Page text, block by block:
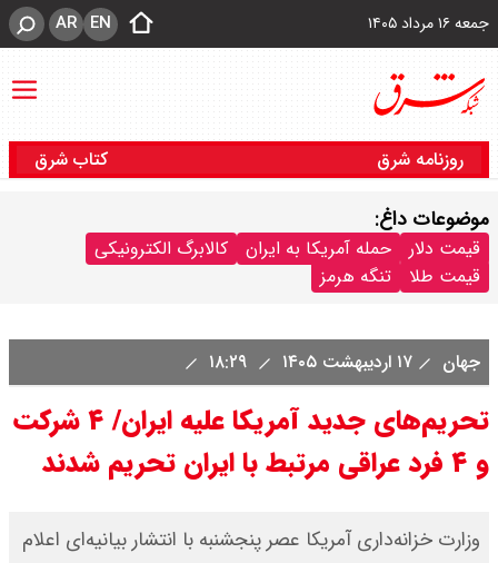
جمعه ۱۶ مرداد ۱۴۰۵ EN
AR
روزنامه شرق کتاب شرق
موضوعات داغ:
قیمت دلار حمله آمریکا به ایران
کالابرگ الکترونیکی
قیمت طلا
تنگه هرمز
جهان ۱۷ اردیبهشت ۱۴۰۵
تحریم‌های جدید آمریکا علیه ایران/ ۴ شرکت
و ۴ فرد عراقی مرتبط با ایران تحریم شدند
وزارت خزانه‌داری آمریکا عصر پنجشنبه با انتشار بیانیه‌ای اعلام